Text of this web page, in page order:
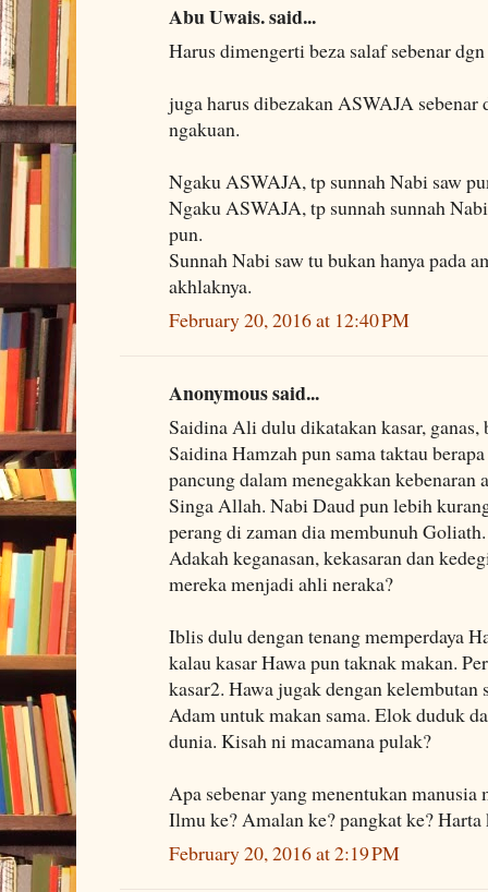
Abu Uwais. said...
Harus dimengerti beza salaf sebenar
juga harus dibezakan ASWAJA
ngakuan.
Ngaku ASWAJA, tp sunnah Nabi saw
Ngaku ASWAJA, tp sunnah sunnah
pun.
Sunnah Nabi saw tu bukan hanya pada
akhlaknya.
February 20, 2016 at 12:40 PM
Anonymous said...
Saidina Ali dulu dikatakan kasar, ganas,
Saidina Hamzah pun sama taktau
pancung dalam menegakkan kebenaran
Singa Allah. Nabi Daud pun lebih
perang di zaman dia membunuh Goliath.
Adakah keganasan, kekasaran dan
mereka menjadi ahli neraka?
Iblis dulu dengan tenang memperdaya
kalau kasar Hawa pun taknak makan.
kasar2. Hawa jugak dengan kelembutan
Adam untuk makan sama. Elok duduk
dunia. Kisah ni macamana pulak?
Apa sebenar yang menentukan manusia
Ilmu ke? Amalan ke? pangkat ke?
February 20, 2016 at 2:19 PM